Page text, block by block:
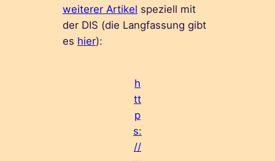
weiterer Artikel speziell mit
der DIS (die Langfassung gibt
es hier):
h
tt
p
s:
//